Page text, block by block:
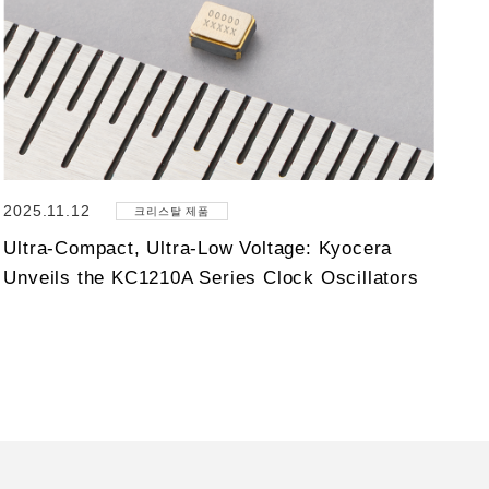
2025.11.12 크리스탈 제품
Ultra-Compact, Ultra-Low Voltage: Kyocera
Unveils the KC1210A Series Clock Oscillators